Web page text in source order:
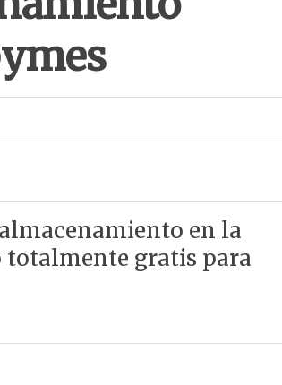
en la
totalmente gratis para